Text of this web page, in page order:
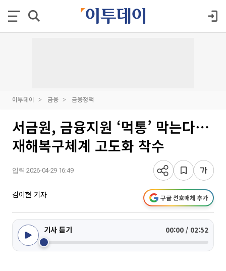
이투데이 금융 금융정책
서금원, 금융지원 ‘먹통’ 막는다⋯
재해복구체계 고도화 착수
입력 2026-04-29 16:49
김이현 기자 구글 선호매체 추가
기사 듣기 00:00 / 02:52